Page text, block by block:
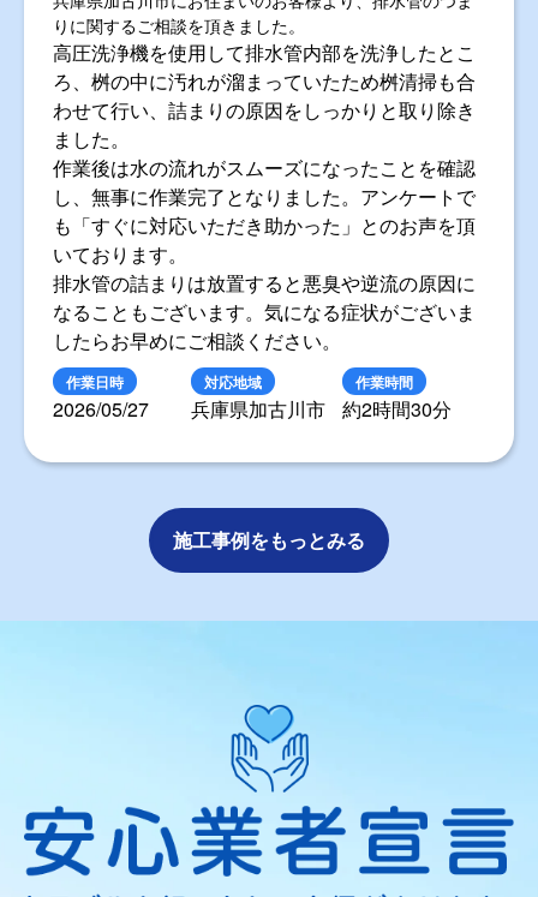
りに関するご相談を頂きました。
高圧洗浄機を使用して排水管内部を洗浄したとこ
ろ、桝の中に汚れが溜まっていたため桝清掃も合
わせて行い、詰まりの原因をしっかりと取り除き
ました。
作業後は水の流れがスムーズになったことを確認
し、無事に作業完了となりました。アンケートで
も「すぐに対応いただき助かった」とのお声を頂
いております。
排水管の詰まりは放置すると悪臭や逆流の原因に
なることもございます。気になる症状がございま
したらお早めにご相談ください。
作業日時
2026/05/27
対応地域
兵庫県加古川市
作業時間
約2時間30分
施工事例をもっとみる